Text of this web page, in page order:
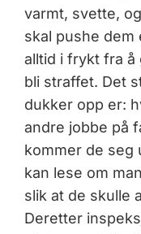
varmt, svette,
skal pushe dem
alltid i frykt fra å
bli straffet. Det
dukker opp er:
andre jobbe på
kommer de seg
kan lese om
slik at de skulle
Deretter